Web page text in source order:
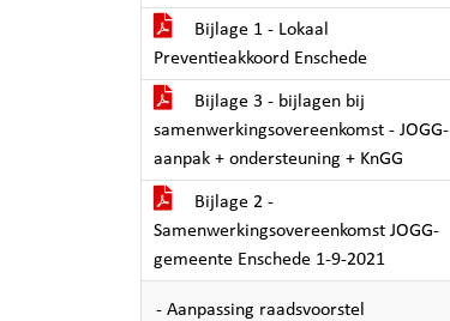
Bijlage 1 - Lokaal
Preventieakkoord Enschede
Bijlage 3 - bijlagen bij
samenwerkingsovereenkomst - JOGG-
aanpak + ondersteuning + KnGG
Bijlage 2 -
Samenwerkingsovereenkomst JOGG-
gemeente Enschede 1-9-2021
- Aanpassing raadsvoorstel